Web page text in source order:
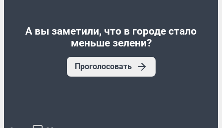
А вы заметили, что в городе стало
меньше зелени?
Проголосовать